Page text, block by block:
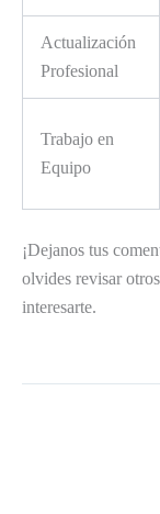
Actualización
Profesional
Trabajo en
Equipo
¡Dejanos tus
olvides revisar
interesarte.